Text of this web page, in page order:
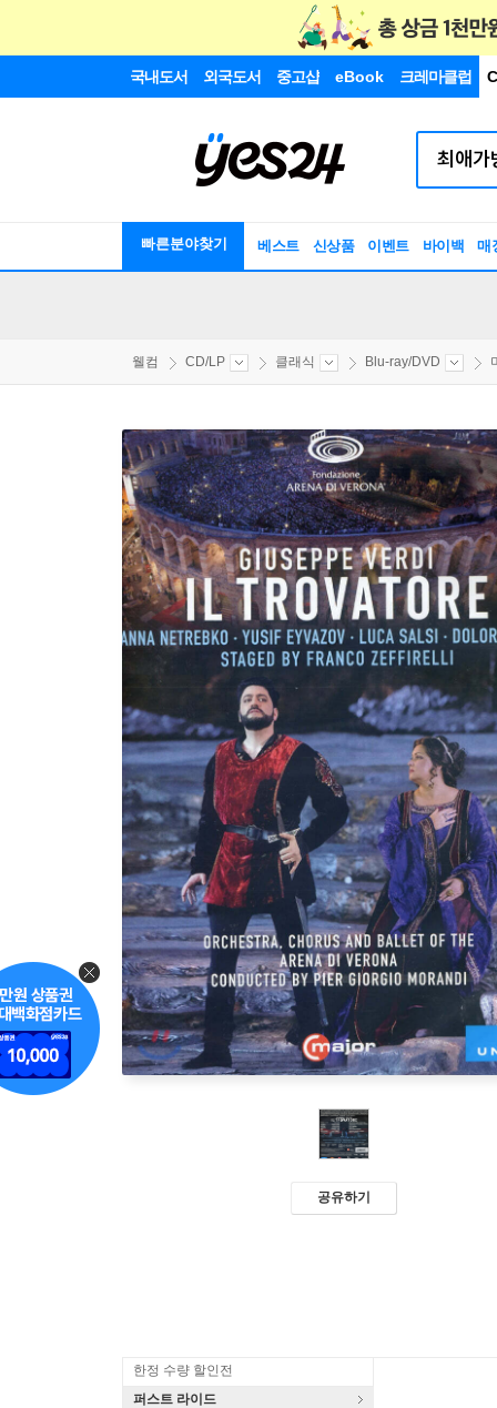
국내도서 외국도서 중고샵 eBook 크레마클럽
빠른분야찾기 베스트 신상품 이벤트 바이백 매
웰컴 CD/LP 클래식 Blu-ray/DVD
공유하기
한정 수량 할인전
퍼스트 라이드